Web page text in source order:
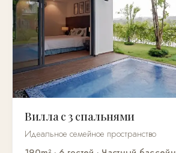
Вилла с 3 спальнями
Идеальное семейное пространство